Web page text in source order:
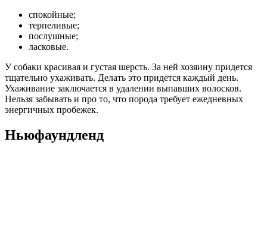
спокойные;
терпеливые;
послушные;
ласковые.
У собаки красивая и густая шерсть. За ней хозяину придется
тщательно ухаживать. Делать это придется каждый день.
Ухаживание заключается в удалении выпавших волосков.
Нельзя забывать и про то, что порода требует ежедневных
энергичных пробежек.
Ньюфаундленд